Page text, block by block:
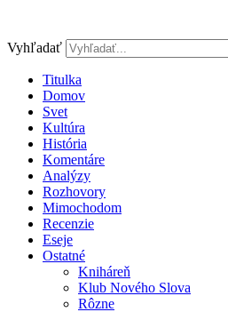
obsah
Vyhľadať
Titulka
Domov
Svet
Kultúra
História
Komentáre
Analýzy
Rozhovory
Mimochodom
Recenzie
Eseje
Ostatné
Kniháreň
Klub Nového Slova
Rôzne